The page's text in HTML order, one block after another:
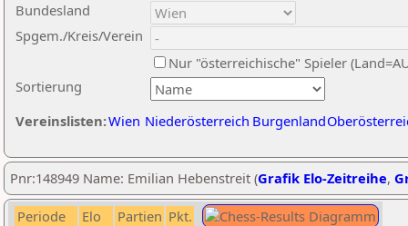
Sortierung
Bundesland
Spgem./Kreis/Verein
Nur "österreichische" Spieler
Vereinslisten:Wien Niederösterreich Burgenland
Pnr:148949 Name: Emilian Hebenstreit (Grafik Elo-Zeitreihe,
Periode Elo Partien Pkt.